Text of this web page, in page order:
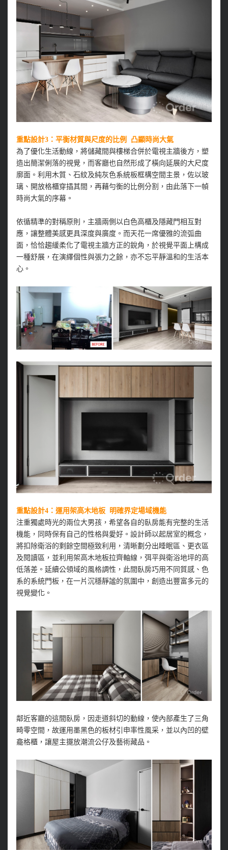
重點設計3：平衡材質與尺度的比例 凸顯時尚大氣
為了優化生活動線，將儲藏間與樓梯合併於電視主牆後方，塑
造出簡潔俐落的視覺，而客廳也自然形成了橫向延展的大尺度
廓面。利用木質、石紋及純灰色系統板框構空間主景，佐以玻
璃、開放格櫃穿插其間，再藉勻衡的比例分割，由此落下一幀
時尚大氣的序幕。
依循精準的對稱原則，主牆兩側以白色高櫃及隱藏門相互對
應，讓整體美感更具深度與廣度。而天花一席優雅的流弧曲
面，恰恰趨緩柔化了電視主牆方正的銳角，於視覺平面上構成
一種舒展，在演繹個性與張力之餘，亦不忘平靜溫和的生活本
心。
重點設計4：運用架高木地板 明確界定場域機能
注重獨處時光的兩位大男孩，希望各自的臥房能有完整的生活
機能，同時保有自己的性格與愛好。設計師以起居室的概念，
將扣除衛浴的剩餘空間極致利用，清晰劃分出睡眠區、更衣區
及閱讀區，並利用架高木地板拉齊軸線，弭平與衛浴地坪的高
低落差。延續公領域的風格調性，此間臥房巧用不同質感、色
系的系統門板，在一片沉穩靜謐的氛圍中，創造出豐富多元的
視覺變化。
鄰近客廳的這間臥房，因走道斜切的動線，使內部產生了三角
畸零空間，故運用墨黑色的板材引申率性風采，並以內凹的壁
龕格櫃，讓屋主擺放潮流公仔及藝術藏品。